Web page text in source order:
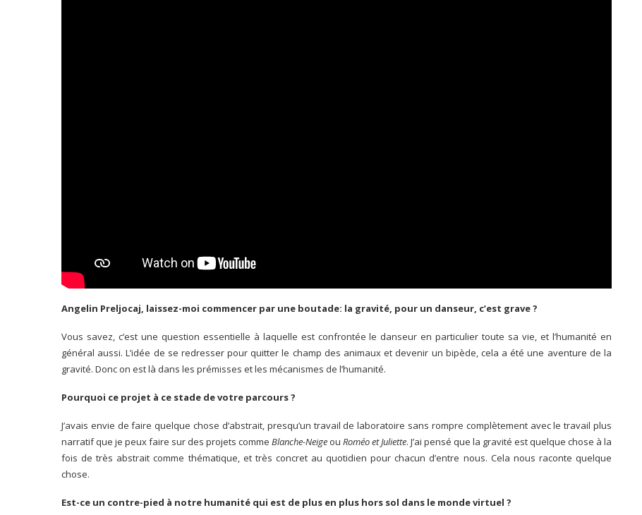
Angelin Preljocaj, laissez-moi commencer par une boutade: la gravité, pour un danseur, c’est grave ?
Vous savez, c’est une question essentielle à laquelle est confrontée le danseur en particulier toute sa vie, et l’humanité en
général aussi. L’idée de se redresser pour quitter le champ des animaux et devenir un bipède, cela a été une aventure de la
gravité. Donc on est là dans les prémisses et les mécanismes de l’humanité.
Pourquoi ce projet à ce stade de votre parcours ?
J’avais envie de faire quelque chose d’abstrait, presqu’un travail de laboratoire sans rompre complètement avec le travail plus
narratif que je peux faire sur des projets comme Blanche-Neige ou Roméo et Juliette. J’ai pensé que la gravité est quelque chose à la
fois de très abstrait comme thématique, et très concret au quotidien pour chacun d’entre nous. Cela nous raconte quelque
chose.
Est-ce un contre-pied à notre humanité qui est de plus en plus hors sol dans le monde virtuel ?